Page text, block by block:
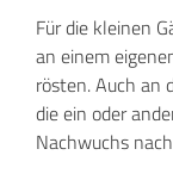
Für die kleinen
an einem
rösten. Auch an
die ein oder
Nachwuchs